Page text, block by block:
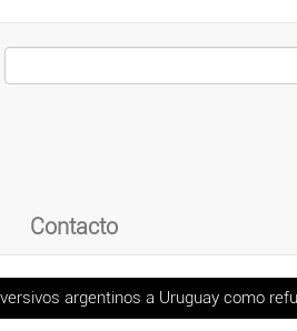
Contacto
argentinos a Uruguay como